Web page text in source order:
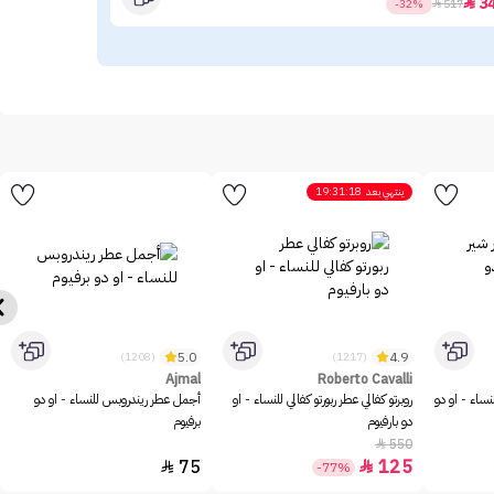
517

-32%
- او دو
ينتهي بعد 19:31:18
4.9
(1217)
Roberto Cavalli
روبرتو كفالي عطر ربورتو كفالي للنساء - او
دو بارفيوم
550

125

-77%
5.0
(1208)
Ajmal
أجمل عطر ريندروبس للنساء - او دو
برفيوم
75
